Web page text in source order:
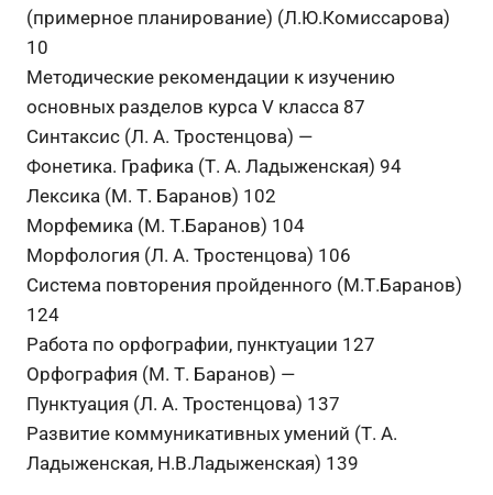
(примерное планирование) (Л.Ю.Комиссарова)
10
Методические рекомендации к изучению
основных разделов курса V класса 87
Синтаксис (Л. А. Тростенцова) —
Фонетика. Графика (Т. А. Ладыженская) 94
Лексика (М. Т. Баранов) 102
Морфемика (М. Т.Баранов) 104
Морфология (Л. А. Тростенцова) 106
Система повторения пройденного (М.Т.Баранов)
124
Работа по орфографии, пунктуации 127
Орфография (М. Т. Баранов) —
Пунктуация (Л. А. Тростенцова) 137
Развитие коммуникативных умений (Т. А.
Ладыженская, Н.В.Ладыженская) 139